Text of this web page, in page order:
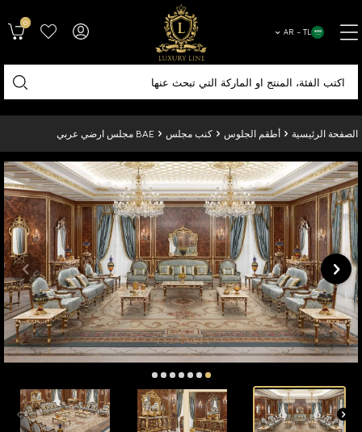
AR − TL
0
الصفحة الرئيسية أطقم الجلوس كنب مجلس BAE مجلس ارضي عربي